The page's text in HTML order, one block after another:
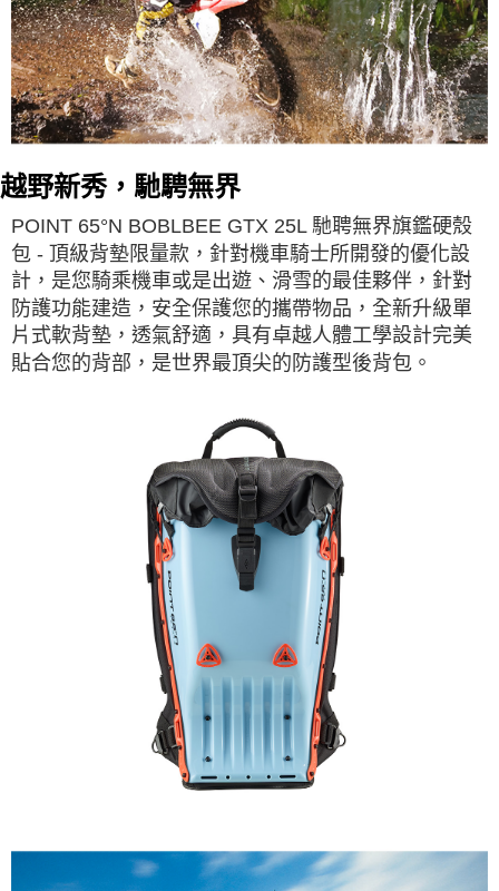
越野新秀，馳騁無界
POINT 65°N BOBLBEE GTX 25L 馳聘無界旗鑑硬殼
包 - 頂級背墊限量款，針對機車騎士所開發的優化設
計，是您騎乘機車或是出遊、滑雪的最佳夥伴，針對
防護功能建造，安全保護您的攜帶物品，全新升級單
片式軟背墊，透氣舒適，具有卓越人體工學設計完美
貼合您的背部，是世界最頂尖的防護型後背包。